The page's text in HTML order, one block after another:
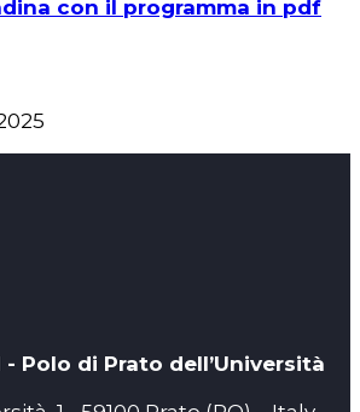
con il programma in pdf
- Polo di Prato dell’Università